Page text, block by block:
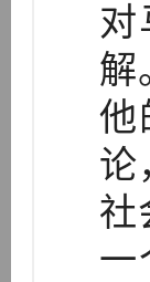
对
解
他
论
社
一